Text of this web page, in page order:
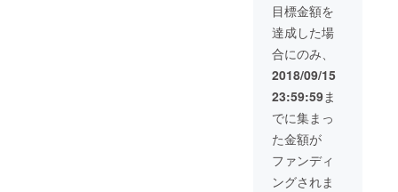
ブキャ
ラ他）
・アク
リル
キーホ
ルダー
主要5
キャラ
セット
・キャ
ラク
ターの
草稿、
前掲載
（任
意） ・
オリジ
ナルス
テッ
カー ・
缶バッ
チ（主
要5キャ
ラセッ
ト） ・
猫企画
データ
はOBJ
形式に
なりま
す。
目標金額を
達成した場
合にのみ、
2018/09/15
23:59:59ま
でに集まっ
た金額が
ファンディ
ングされま